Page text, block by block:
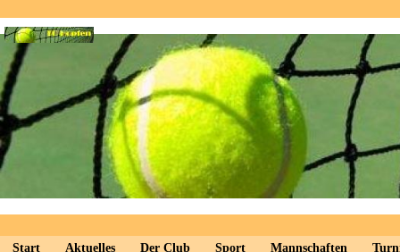
Start Aktuelles Der Club Sport Mannschaften